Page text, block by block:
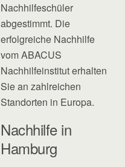
Nachhilfeschüler
abgestimmt. Die
erfolgreiche Nachhilfe
vom ABACUS
Nachhilfeinstitut erhalten
Sie an zahlreichen
Standorten in Europa.
Nachhilfe in
Hamburg